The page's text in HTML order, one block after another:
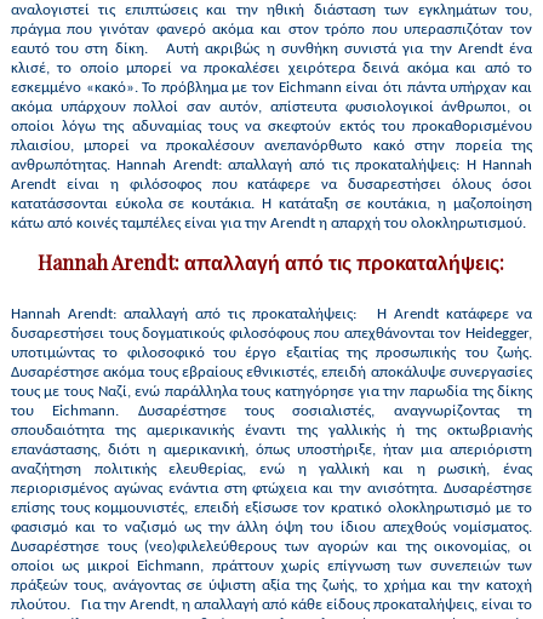
αναλογιστεί τις επιπτώσεις και την ηθική διάσταση των εγκλημάτων του,
πράγμα που γινόταν φανερό ακόμα και στον τρόπο που υπερασπιζόταν τον
εαυτό του στη δίκη. Αυτή ακριβώς η συνθήκη συνιστά για την Arendt ένα
κλισέ, το οποίο μπορεί να προκαλέσει χειρότερα δεινά ακόμα και από το
εσκεμμένο «κακό». Το πρόβλημα με τον Eichmann είναι ότι πάντα υπήρχαν και
ακόμα υπάρχουν πολλοί σαν αυτόν, απίστευτα φυσιολογικοί άνθρωποι, οι
οποίοι λόγω της αδυναμίας τους να σκεφτούν εκτός του προκαθορισμένου
πλαισίου, μπορεί να προκαλέσουν ανεπανόρθωτο κακό στην πορεία της
ανθρωπότητας. Hannah Arendt: απαλλαγή από τις προκαταλήψεις: Η Hannah
Arendt είναι η φιλόσοφος που κατάφερε να δυσαρεστήσει όλους όσοι
κατατάσσονται εύκολα σε κουτάκια. Η κατάταξη σε κουτάκια, η μαζοποίηση
κάτω από κοινές ταμπέλες είναι για την Arendt η απαρχή του ολοκληρωτισμού.
Hannah Arendt: απαλλαγή από τις προκαταλήψεις:
Hannah Arendt: απαλλαγή από τις προκαταλήψεις: Η Arendt κατάφερε να
δυσαρεστήσει τους δογματικούς φιλοσόφους που απεχθάνονται τον Heidegger,
υποτιμώντας το φιλοσοφικό του έργο εξαιτίας της προσωπικής του ζωής.
Δυσαρέστησε ακόμα τους εβραίους εθνικιστές, επειδή αποκάλυψε συνεργασίες
τους με τους Ναζί, ενώ παράλληλα τους κατηγόρησε για την παρωδία της δίκης
του Eichmann. Δυσαρέστησε τους σοσιαλιστές, αναγνωρίζοντας τη
σπουδαιότητα της αμερικανικής έναντι της γαλλικής ή της οκτωβριανής
επανάστασης, διότι η αμερικανική, όπως υποστήριξε, ήταν μια απεριόριστη
αναζήτηση πολιτικής ελευθερίας, ενώ η γαλλική και η ρωσική, ένας
περιορισμένος αγώνας ενάντια στη φτώχεια και την ανισότητα. Δυσαρέστησε
επίσης τους κομμουνιστές, επειδή εξίσωσε τον κρατικό ολοκληρωτισμό με το
φασισμό και το ναζισμό ως την άλλη όψη του ίδιου απεχθούς νομίσματος.
Δυσαρέστησε τους (νεο)φιλελεύθερους των αγορών και της οικονομίας, οι
οποίοι ως μικροί Eichmann, πράττουν χωρίς επίγνωση των συνεπειών των
πράξεών τους, ανάγοντας σε ύψιστη αξία της ζωής, το χρήμα και την κατοχή
πλούτου. Για την Arendt, η απαλλαγή από κάθε είδους προκαταλήψεις, είναι το